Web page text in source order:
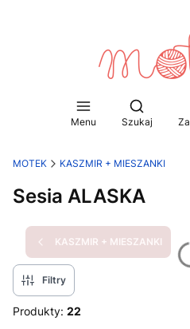
Menu
Otwórz
Szukaj
MOTEK KASZMIR + MIESZANKI
Sesia ALASKA
KASZMIR + MIESZANKI
Filtry
Produkty: 22